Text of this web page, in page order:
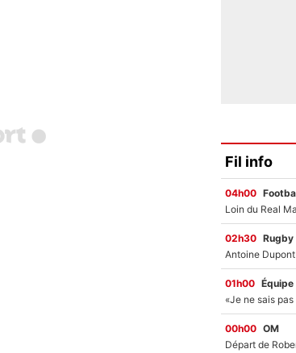
Fil info
04h00
02h30 Rugby
01h00 Équipe
00h00 OM